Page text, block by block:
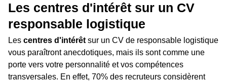
Les centres d'intérêt sur un CV
responsable logistique
Les centres d'intérêt sur un CV de responsable logistique
vous paraîtront anecdotiques, mais ils sont comme une
porte vers votre personnalité et vos compétences
transversales. En effet, 70% des recruteurs considèrent